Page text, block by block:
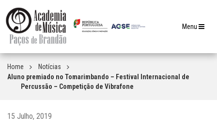
Toggle
Menu
Home
Notícias
Aluno premiado no Tomarimbando – Festival Internacional de
Percussão – Competição de Vibrafone
15 Julho, 2019